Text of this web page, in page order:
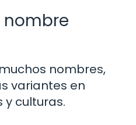
nombres,
variantes en
culturas.